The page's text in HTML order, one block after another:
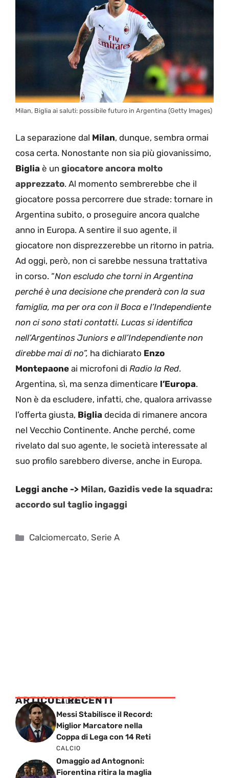
Milan, Biglia ai saluti: possibile futuro in Argentina (Getty Images)
La separazione dal Milan, dunque, sembra ormai
cosa certa. Nonostante non sia più giovanissimo,
Biglia è un giocatore ancora molto
apprezzato. Al momento sembrerebbe che il
giocatore possa percorrere due strade: tornare in
Argentina subito, o proseguire ancora qualche
anno in Europa. A sentire il suo agente, il
giocatore non disprezzerebbe un ritorno in patria.
Ad oggi, però, non ci sarebbe nessuna trattativa
in corso. “Non escludo che torni in Argentina
perché è una decisione che prenderà con la sua
famiglia, ma per ora con il Boca e l’Independiente
non ci sono stati contatti. Lucas si identifica
nell’Argentinos Juniors e all’Independiente non
direbbe mai di no”, ha dichiarato Enzo
Montepaone ai microfoni di Radio la Red.
Argentina, sì, ma senza dimenticare l’Europa.
Non è da escludere, infatti, che, qualora arrivasse
l’offerta giusta, Biglia decida di rimanere ancora
nel Vecchio Continente. Anche perché, come
rivelato dal suo agente, le società interessate al
suo profilo sarebbero diverse, anche in Europa.
Leggi anche -> Milan, Gazidis vede la squadra:
accordo sul taglio ingaggi
Categorie
Calciomercato,Serie A
ARTICOLI RECENTI
CALCIO
Messi Stabilisce il Record:
Miglior Marcatore nella
Coppa di Lega con 14 Reti
CALCIO
Omaggio ad Antognoni:
Fiorentina ritira la maglia